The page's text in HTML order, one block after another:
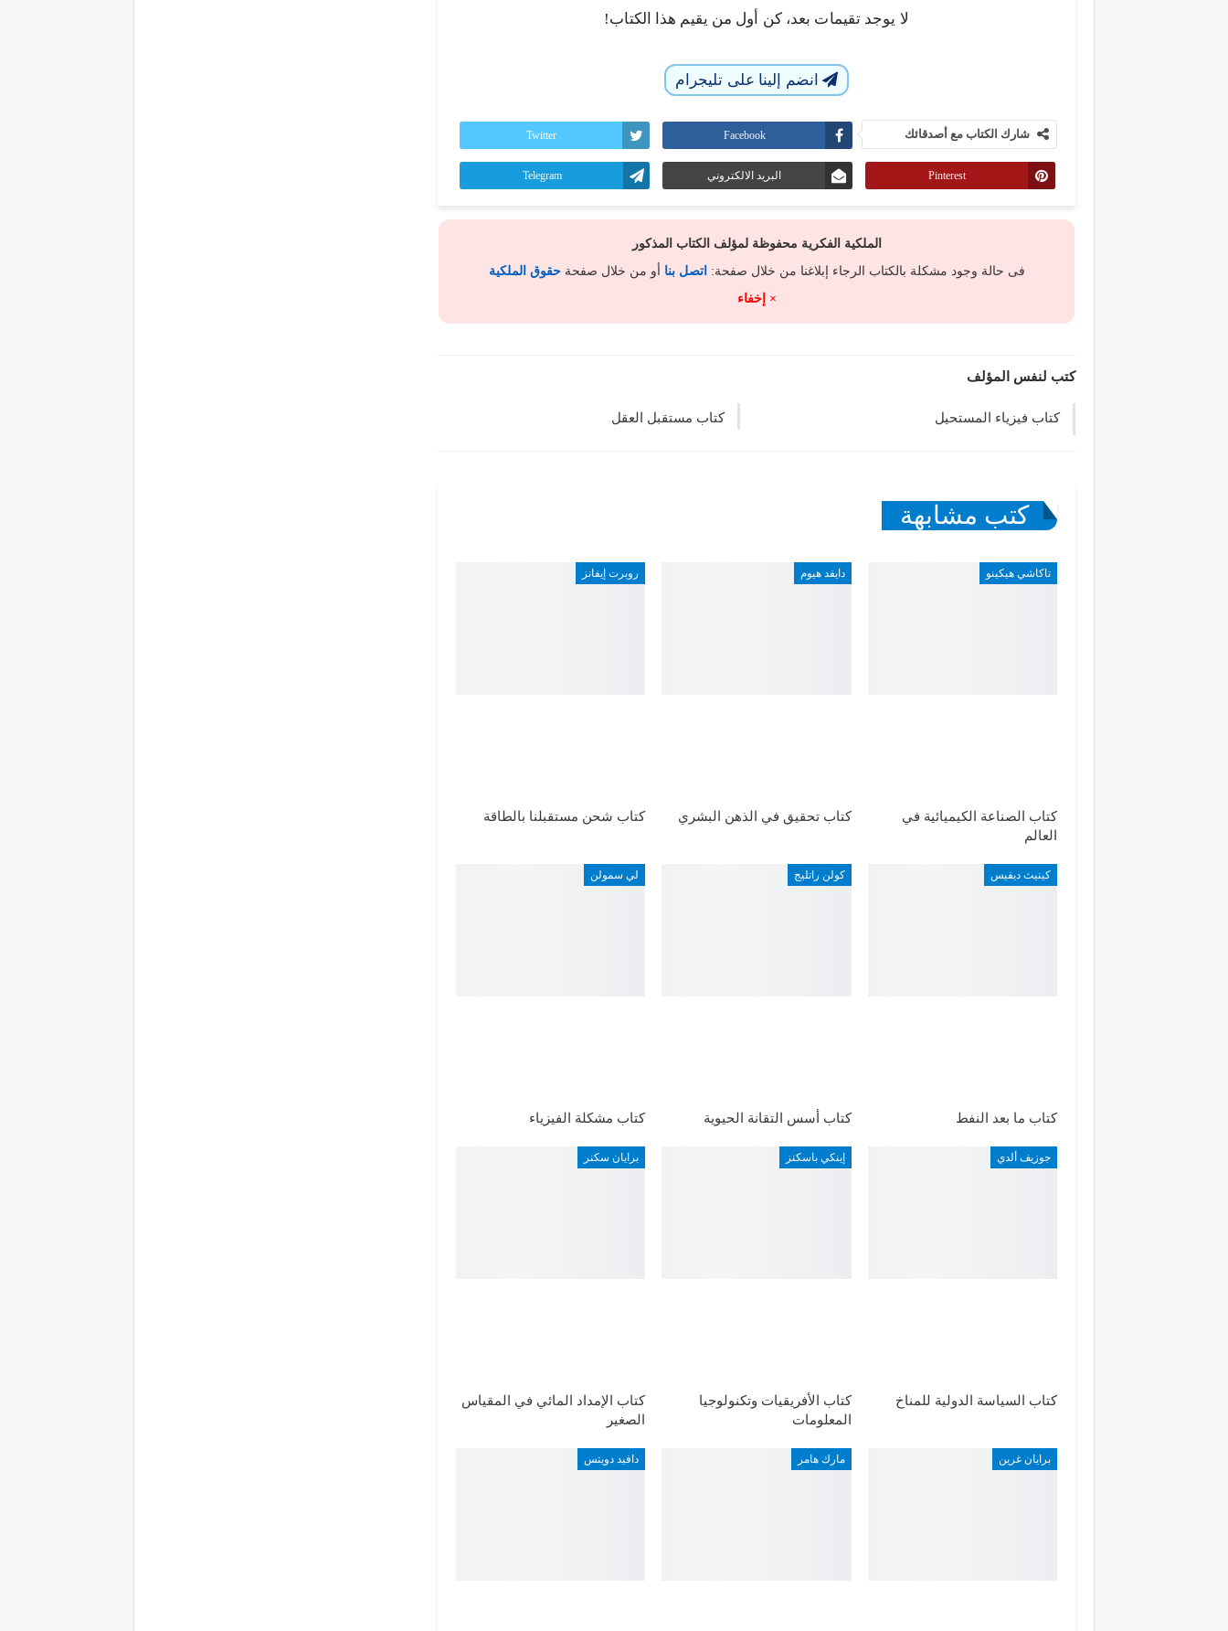
لا يوجد تقيمات بعد، كن أول من يقيم هذا الكتاب!
انضم إلينا على تليجرام
شارك الكتاب مع أصدقائك Facebook
Twitter
Pinterest البريد الالكتروني Telegram
الملكية الفكرية محفوظة لمؤلف الكتاب المذكور
فى حالة وجود مشكلة بالكتاب الرجاء إبلاغنا من خلال صفحة: اتصل بنا أو من خلال صفحةحقوق الملكية
× إخفاء
كتب لنفس المؤلف
كتاب فيزياء المستحيل كتاب مستقبل العقل
كتب مشابهة
تاكاشي هيكينو
كتاب الصناعة الكيميائية في
العالم
دايفد هيوم
كتاب تحقيق في الذهن البشري
روبرت إيفانز
كتاب شحن مستقبلنا بالطاقة
كينيث ديفيس
كتاب ما بعد النفط
كولن راتليج
كتاب أسس التقانة الحيوية
لي سمولن
كتاب مشكلة الفيزياء
جوزيف ألدي
كتاب السياسة الدولية للمناخ
إينكي باسكنز
كتاب الأفريقيات وتكنولوجيا
المعلومات
برايان سكنر
كتاب الإمداد المائي في المقياس
الصغير
برايان غرين مارك هامر دافيد دويتس